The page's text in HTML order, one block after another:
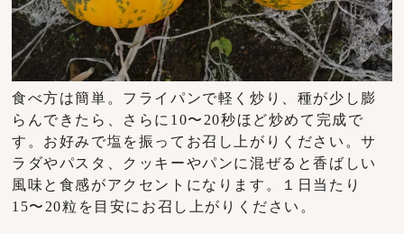
食べ方は簡単。フライパンで軽く炒り、種が少し膨
らんできたら、さらに10〜20秒ほど炒めて完成で
す。お好みで塩を振ってお召し上がりください。サ
ラダやパスタ、クッキーやパンに混ぜると香ばしい
風味と食感がアクセントになります。１日当たり
15〜20粒を目安にお召し上がりください。